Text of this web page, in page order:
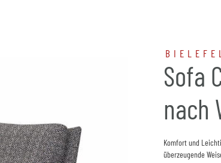
Sofa
nach
Komfort und
überzeugende